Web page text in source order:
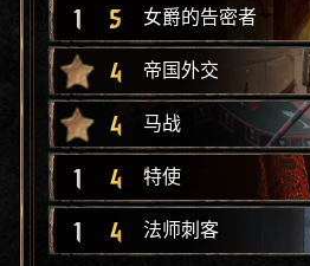
1 5 女爵的告密者
4 帝国外交
4 马战
1 4 特使
1 4 法师刺客